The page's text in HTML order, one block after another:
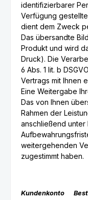
identifizierbarer
Verfügung
dient dem Zweck
Das übersandte
Produkt und wird
Druck). Die
6 Abs. 1 lit. b
Vertrags mit Ihnen
Eine Weitergabe
Das von Ihnen
Rahmen der
anschließend
weitergehenden
zugestimmt haben.
Kundenkonto